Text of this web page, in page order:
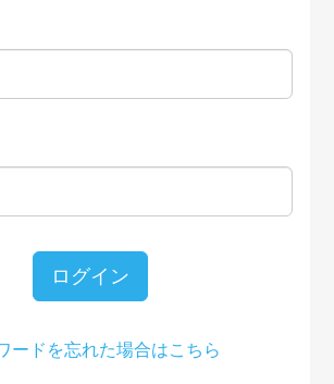
ログイン
ードを忘れた場合はこちら